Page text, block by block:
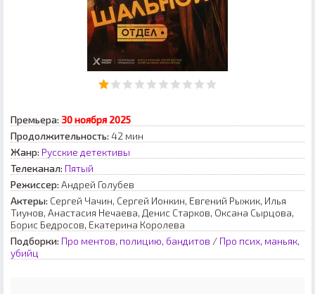
Премьера: 30 ноября 2025
Продолжительность: 42 мин
Жанр: Русские детективы
Телеканал: Пятый
Режиссер: Андрей Голубев
Актеры: Сергей Чачин, Сергей Ионкин, Евгений Рыжик, Илья
Тиунов, Анастасия Нечаева, Денис Старков, Оксана Сырцова,
Борис Бедросов, Екатерина Королева
Подборки: Про ментов, полицию, бандитов / Про псих, маньяк,
убийц